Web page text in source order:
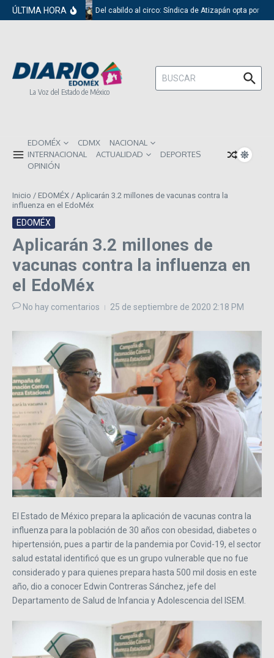
Saltar al contenido
ÚLTIMA HORA Del cabildo al circo: Síndica de Atizapán opta por el
La Voz del Estado de México
Buscar:
EDOMÉX CDMX
NACIONAL
INTERNACIONAL
ACTUALIDAD
DEPORTES
OPINIÓN
Inicio / EDOMÉX / Aplicarán 3.2 millones de vacunas contra la
influenza en el EdoMéx
EDOMÉX
Aplicarán 3.2 millones de
vacunas contra la influenza en
el EdoMéx
No hay comentarios 25 de septiembre de 2020 2:18 PM
El Estado de México prepara la aplicación de vacunas contra la
influenza para la población de 30 años con obesidad, diabetes o
hipertensión, pues a partir de la pandemia por Covid-19, el sector
salud estatal identificó que es un grupo vulnerable que no fue
considerado y para quienes prepara hasta 500 mil dosis en este
año, dio a conocer Edwin Contreras Sánchez, jefe del
Departamento de Salud de Infancia y Adolescencia del ISEM.